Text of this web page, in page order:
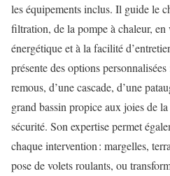
les équipements inclus. Il guide le
filtration, de la pompe à chaleur, en
énergétique et à la facilité
présente des options
remous, d’une cascade, d’une
grand bassin propice aux joies de
sécurité. Son expertise permet
chaque intervention : margelles,
pose de volets roulants, ou